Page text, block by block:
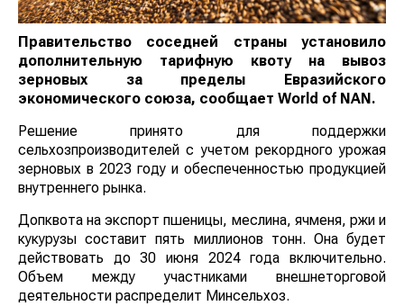
Правительство соседней страны установило
дополнительную тарифную квоту на вывоз
зерновых за пределы Евразийского
экономического союза, сообщает World of NAN.
Решение принято для поддержки
сельхозпроизводителей с учетом рекордного урожая
зерновых в 2023 году и обеспеченностью продукцией
внутреннего рынка.
Допквота на экспорт пшеницы, меслина, ячменя, ржи и
кукурузы составит пять миллионов тонн. Она будет
действовать до 30 июня 2024 года включительно.
Объем между участниками внешнеторговой
деятельности распределит Минсельхоз.